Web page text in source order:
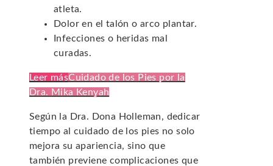
atleta.
Dolor en el talón o arco plantar.
Infecciones o heridas mal
curadas.
Leer másCuidado de los Pies por la
Dra. Mika Kenyah
Según la Dra. Dona Holleman, dedicar
tiempo al cuidado de los pies no solo
mejora su apariencia, sino que
también previene complicaciones que